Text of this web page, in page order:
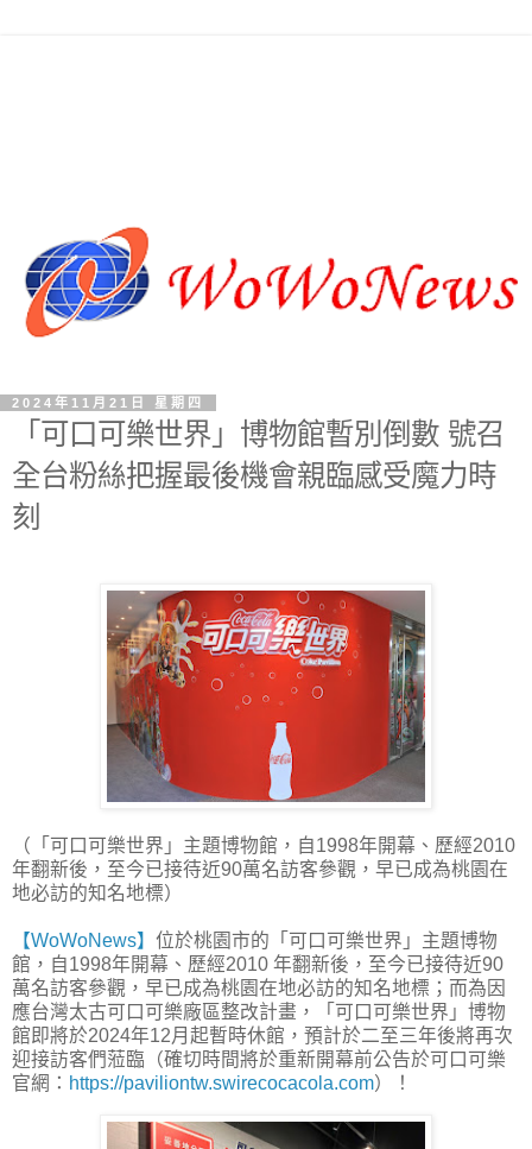
2024年11月21日 星期四
「可口可樂世界」博物館暫別倒數 號召
全台粉絲把握最後機會親臨感受魔力時
刻
（「可口可樂世界」主題博物館，自1998年開幕、歷經2010
年翻新後，至今已接待近90萬名訪客參觀，早已成為桃園在
地必訪的知名地標）
【WoWoNews】 位於桃園市的「可口可樂世界」主題博物
館，自1998年開幕、歷經2010 年翻新後，至今已接待近90
萬名訪客參觀，早已成為桃園在地必訪的知名地標；而為因
應台灣太古可口可樂廠區整改計畫，「可口可樂世界」博物
館即將於2024年12月起暫時休館，預計於二至三年後將再次
迎接訪客們蒞臨（確切時間將於重新開幕前公告於可口可樂
官網： https://paviliontw.swirecocacola.com）！